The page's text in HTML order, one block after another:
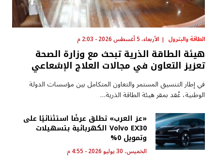
الطاقة والبترول الأربعاء، 5 أغسطس 2026 - 2:03 م
هيئة الطاقة الذرية تبحث مع وزارة الصحة
تعزيز التعاون في مجالات العلاج الإشعاعي
في إطار التنسيق المستمر والتعاون المتكامل بين مؤسسات الدولة
الوطنية، عُقد بمقر هيئة الطاقة الذرية…
«عز العرب» تطلق عرضًا استثنائيًا على
Volvo EX30 الكهربائية بتسهيلات
وتمويل 0%
الخميس، 30 يوليو 2026 - 4:55 م